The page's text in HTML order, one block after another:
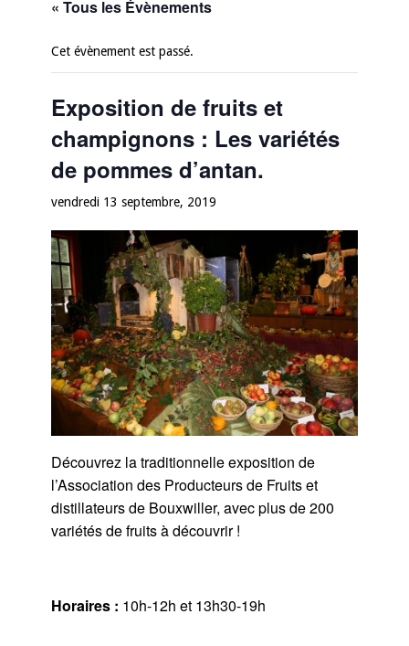
« Tous les Évènements
Cet évènement est passé.
Exposition de fruits et
champignons : Les variétés
de pommes d’antan.
vendredi 13 septembre, 2019
Découvrez la traditionnelle exposition de
l’Association des Producteurs de Fruits et
distillateurs de Bouxwiller, avec plus de 200
variétés de fruits à découvrir !
Horaires : 10h-12h et 13h30-19h